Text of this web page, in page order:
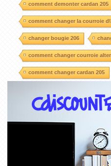
comment demonter cardan 205
comment changer la courroie
changer bougie 206
comment changer courroie
comment changer cardan 205